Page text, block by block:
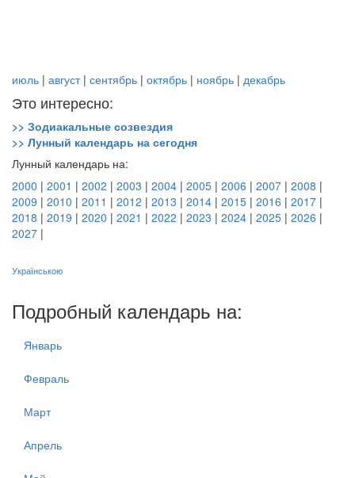
июль | август| сентябрь | октябрь | ноябрь | декабрь
Это интересно:
>> Зодиакальные созвездия
>> Лунный календарь на сегодня
Лунный календарь на:
2000 | 2001 | 2002 | 2003 | 2004 | 2005 | 2006 | 2007 | 2008 |
2009 | 2010 | 2011 | 2012 | 2013 | 2014 | 2015 | 2016 | 2017 |
2018 | 2019 | 2020 | 2021 | 2022 | 2023 | 2024 | 2025 | 2026 |
2027 |
Українською
Подробный календарь на:
Январь
Февраль
Март
Апрель